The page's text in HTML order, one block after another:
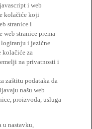
i web
kolačiće koji
stranice i
stranice prema
logiranju i jezične
za
na privatnosti i
zaštitu podataka da
našu web
proizvoda, usluga
nastavku,